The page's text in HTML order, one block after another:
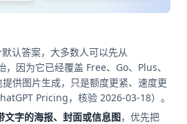
认答案，大多数人可以先从
，因为它已经覆盖 Free、Go、Plus、
供图片生成，只是额度更紧、速度更
Pricing，核验 2026-03-18）。
文字的海报、封面或信息图，优先把